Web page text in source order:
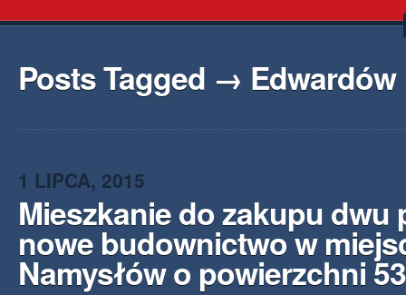
Posts Tagged → Edwardów
1 LIPCA, 2015
Mieszkanie do zakupu dwu
nowe budownictwo w
Namysłów o powierzchni